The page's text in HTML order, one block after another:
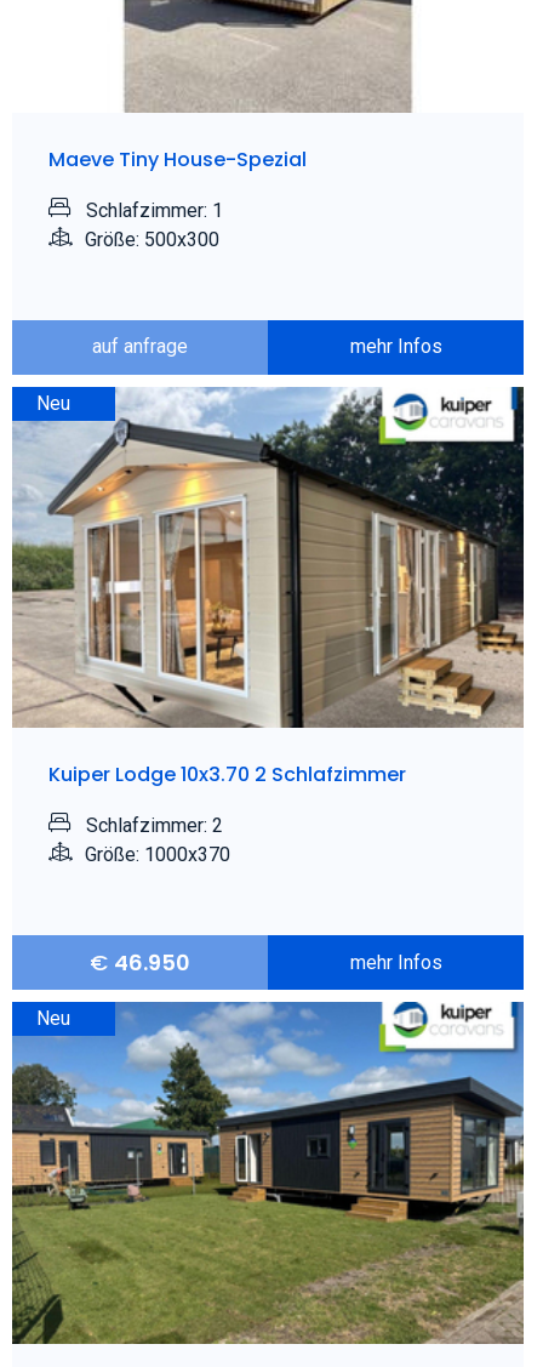
Maeve Tiny House-Spezial
Schlafzimmer: 1
Größe: 500x300
auf anfrage mehr Infos
Neu
Kuiper Lodge 10x3.70 2 Schlafzimmer
Schlafzimmer: 2
Größe: 1000x370
€ 46.950 mehr Infos
Neu